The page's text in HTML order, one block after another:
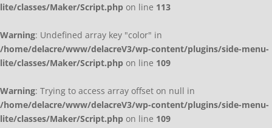
lite/classes/Maker/Script.php on line 113
Warning: Undefined array key "color" in
/home/delacre/www/delacreV3/wp-content/plugins/side-menu-
lite/classes/Maker/Script.php on line 109
Warning: Trying to access array offset on null in
/home/delacre/www/delacreV3/wp-content/plugins/side-menu-
lite/classes/Maker/Script.php on line 109